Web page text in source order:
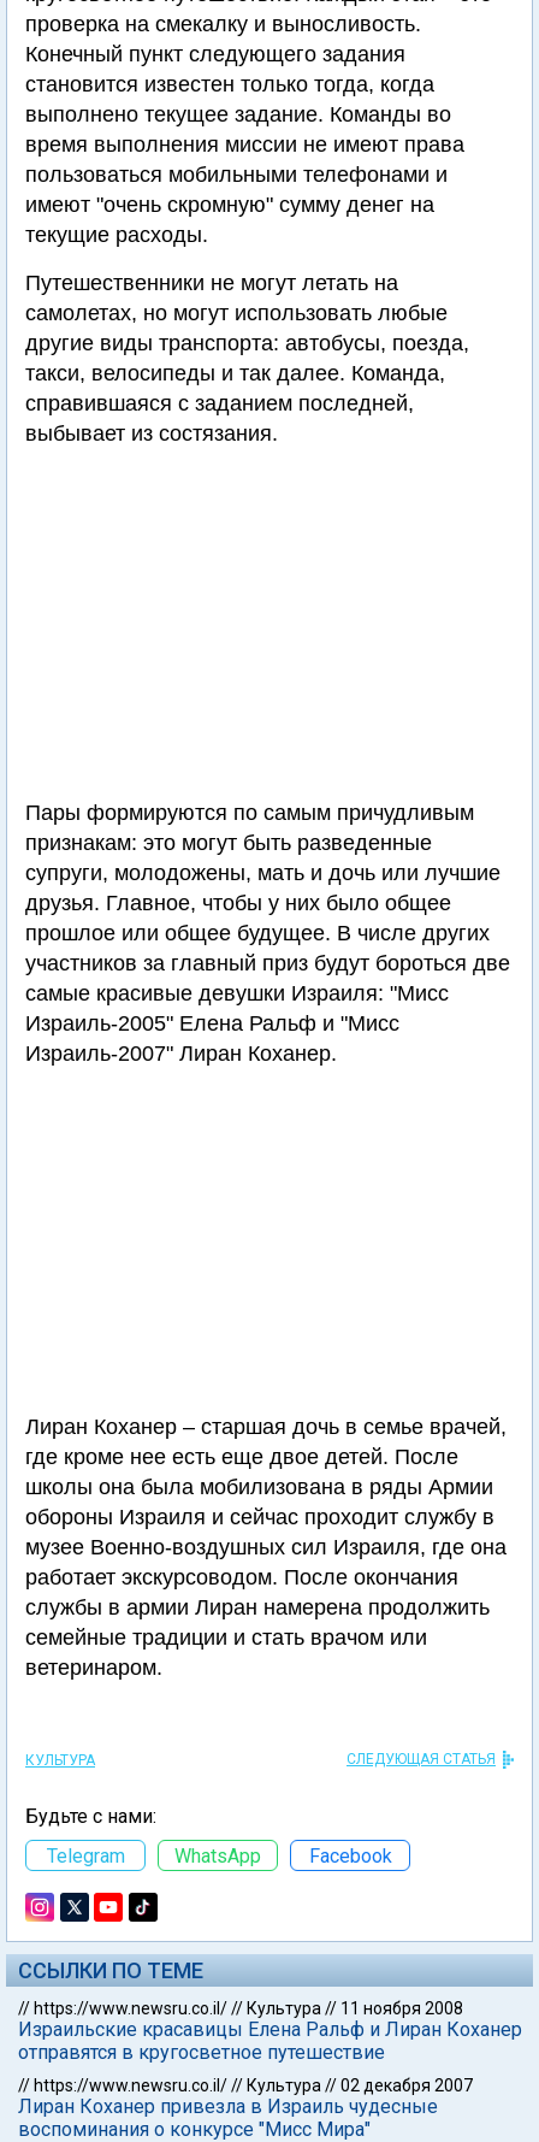
проверка на смекалку и выносливость.
Конечный пункт следующего задания
становится известен только тогда, когда
выполнено текущее задание. Команды во
время выполнения миссии не имеют права
пользоваться мобильными телефонами и
имеют "очень скромную" сумму денег на
текущие расходы.
Путешественники не могут летать на
самолетах, но могут использовать любые
другие виды транспорта: автобусы, поезда,
такси, велосипеды и так далее. Команда,
справившаяся с заданием последней,
выбывает из состязания.
Пары формируются по самым причудливым
признакам: это могут быть разведенные
супруги, молодожены, мать и дочь или лучшие
друзья. Главное, чтобы у них было общее
прошлое или общее будущее. В числе других
участников за главный приз будут бороться две
самые красивые девушки Израиля: "Мисс
Израиль-2005" Елена Ральф и "Мисс
Израиль-2007" Лиран Коханер.
Лиран Коханер – старшая дочь в семье врачей,
где кроме нее есть еще двое детей. После
школы она была мобилизована в ряды Армии
обороны Израиля и сейчас проходит службу в
музее Военно-воздушных сил Израиля, где она
работает экскурсоводом. После окончания
службы в армии Лиран намерена продолжить
семейные традиции и стать врачом или
ветеринаром.
КУЛЬТУРА СЛЕДУЮЩАЯ СТАТЬЯ
Будьте с нами:
Telegram
WhatsApp Facebook
ССЫЛКИ ПО ТЕМЕ
// https://www.newsru.co.il/// Культура // 11 ноября 2008
Израильские красавицы Елена Ральф и Лиран Коханер
отправятся в кругосветное путешествие
// https://www.newsru.co.il/// Культура //02 декабря 2007
Лиран Коханер привезла в Израиль чудесные
воспоминания о конкурсе "Мисс Мира"